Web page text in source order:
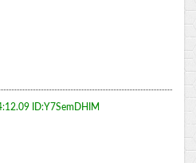
ID:Y7SemDHIM